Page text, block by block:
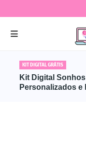
KIT DIGITAL GRÁTIS
Kit Digital
Personalizados e